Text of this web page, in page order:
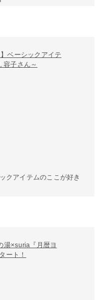
クアイテムのここが好き